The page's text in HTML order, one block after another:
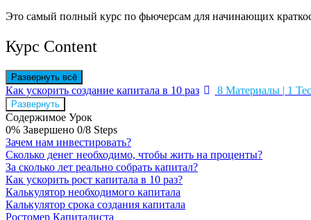
Это самый полный курс по фьючерсам для начинающих
Курс Content
Развернуть всё
Уроки
Как ускорить создание капитала в 10 раз 8 Материалы | 1
Развернуть
Содержимое Урок
0% Завершено 0/8 Steps
Зачем нам инвестировать?
Сколько денег необходимо, чтобы жить на проценты?
За сколько лет реально собрать капитал?
Как ускорить рост капитала в 10 раз?
Калькулятор необходимого капитала
Калькулятор срока создания капитала
Ростомер Капиталиста